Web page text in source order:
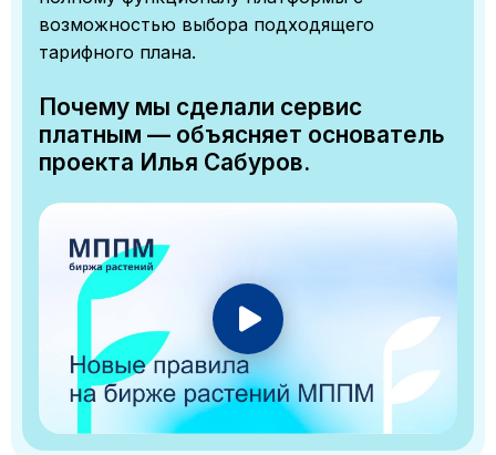
возможностью выбора подходящего
тарифного плана.
Почему мы сделали сервис
платным — объясняет основатель
проекта Илья Сабуров.